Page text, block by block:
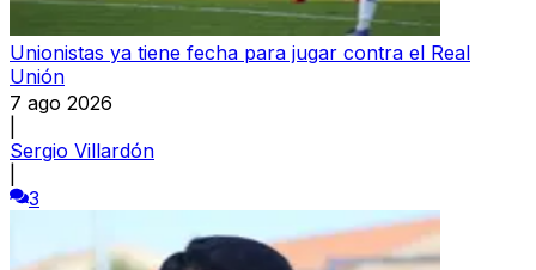
Unionistas ya tiene fecha para jugar contra el Real
Unión
7 ago 2026
Sergio Villardón
3